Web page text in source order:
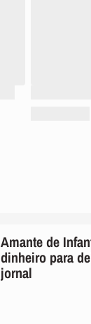
Amante de
dinheiro para
jornal